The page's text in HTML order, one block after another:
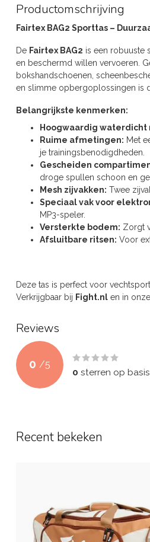
Productomschrijving
Fairtex BAG2 Sporttas –
De Fairtex BAG2 is een robuuste
en beschermd willen vervoeren.
bokshandschoenen,
en slimme opbergoplossingen is
Belangrijkste kenmerken:
Hoogwaardig waterdicht
Ruime afmetingen: Met
je trainingsbenodigdheden.
Gescheiden
droge spullen schoon en
Mesh zijvakken: Twee
Speciaal vak voor
MP3-speler.
Versterkte bodem: Zorgt
Afsluitbare ritsen: Voor
Deze tas is perfect voor
Verkrijgbaar bij Fight.nl en in
Reviews
0 /5
0 sterren op
Recent bekeken